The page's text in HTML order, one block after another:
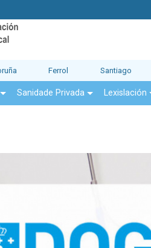
Ferrol Santiago
Sanidade Privada Lexislación